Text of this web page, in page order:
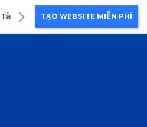
Tài liệu kinh doanhTẠO WEBSITE MIỄN PHÍ